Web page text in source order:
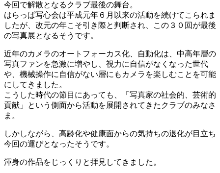
今回で解散となるクラブ最後の舞台。
はらっぱ写心会は平成元年６月以来の活動を続けてこられま
したが、改元の年こそ引き際と判断され、この３０回が最後
の写真展となるそうです。
近年のカメラのオートフォーカス化、自動化は、中高年層の
写真ファンを急激に増やし、視力に自信がなくなった世代
や、機械操作に自信がない層にもカメラを楽しむことを可能
にしてきました。
こうした時代の節目にあっても、「写真家の社会的、芸術的
貢献」という側面から活動を展開されてきたクラブのみなさ
ま。
しかしながら、高齢化や健康面からの気持ちの退化が目立ち
今回の運びとなったそうです。
渾身の作品をじっくりと拝見してきました。